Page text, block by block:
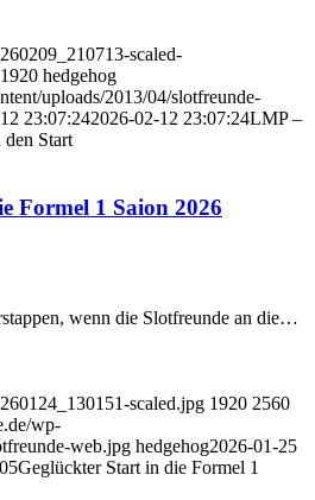
scaled-
1920 hedgehog
uploads/2013/04/slotfreunde-
23:07:242026-02-12 23:07:24LMP –
den Start
Formel 1 Saion 2026
wenn die Slotfreunde an die…
scaled.jpg 1920 2560
wp-
web.jpg hedgehog2026-01-25
Geglückter Start in die Formel 1